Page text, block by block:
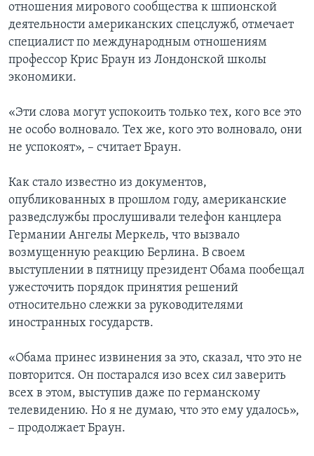
отношения мирового сообщества к шпионской
деятельности американских спецслужб, отмечает
специалист по международным отношениям
профессор Крис Браун из Лондонской школы
экономики.
«Эти слова могут успокоить только тех, кого все это
не особо волновало. Тех же, кого это волновало, они
не успокоят», – считает Браун.
Как стало известно из документов,
опубликованных в прошлом году, американские
разведслужбы прослушивали телефон канцлера
Германии Ангелы Меркель, что вызвало
возмущенную реакцию Берлина. В своем
выступлении в пятницу президент Обама пообещал
ужесточить порядок принятия решений
относительно слежки за руководителями
иностранных государств.
«Обама принес извинения за это, сказал, что это не
повторится. Он постарался изо всех сил заверить
всех в этом, выступив даже по германскому
телевидению. Но я не думаю, что это ему удалось»,
– продолжает Браун.